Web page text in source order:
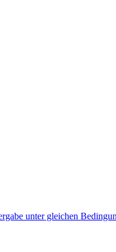
unter gleichen